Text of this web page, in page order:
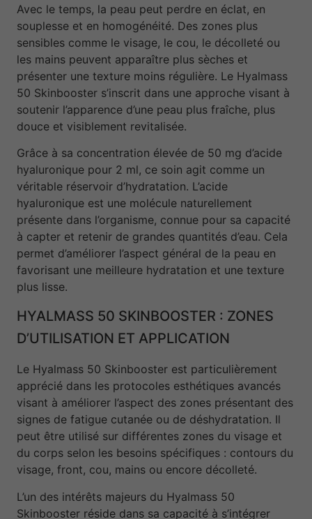
Avec le temps, la peau peut perdre en éclat, en
souplesse et en homogénéité. Des zones plus
sensibles comme le visage, le cou, le décolleté ou
les mains peuvent apparaître plus sèches et
présenter une texture moins régulière. Le Hyalmass
50 Skinbooster s’inscrit dans une approche visant à
soutenir l’apparence d’une peau plus fraîche, plus
douce et visiblement revitalisée.
Grâce à sa concentration élevée de 50 mg d’acide
hyaluronique pour 2 ml, ce soin agit comme un
véritable réservoir d’hydratation. L’acide
hyaluronique est une molécule naturellement
présente dans l’organisme, connue pour sa capacité
à capter et retenir de grandes quantités d’eau. Cela
permet d’améliorer l’aspect général de la peau en
favorisant une meilleure hydratation et une texture
plus lisse.
HYALMASS 50 SKINBOOSTER : ZONES
D’UTILISATION ET APPLICATION
Le Hyalmass 50 Skinbooster est particulièrement
apprécié dans les protocoles esthétiques avancés
visant à améliorer l’aspect des zones présentant des
signes de fatigue cutanée ou de déshydratation. Il
peut être utilisé sur différentes zones du visage et
du corps selon les besoins spécifiques : contours du
visage, front, cou, mains ou encore décolleté.
L’un des intérêts majeurs du Hyalmass 50
Skinbooster réside dans sa capacité à s’intégrer